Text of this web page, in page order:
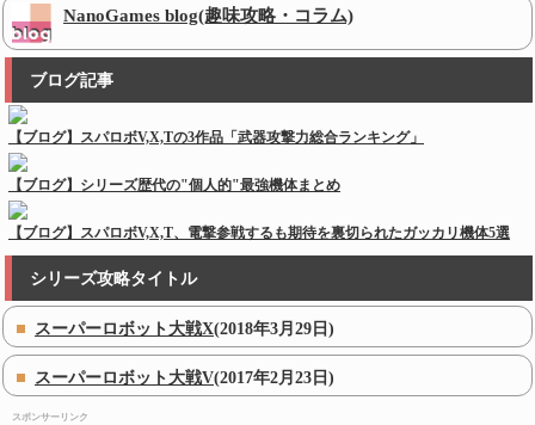
NanoGames blog(趣味攻略・コラム)
ブログ記事
【ブログ】スパロボV,X,Tの3作品「武器攻撃力総合ランキング」
【ブログ】シリーズ歴代の"個人的"最強機体まとめ
【ブログ】スパロボV,X,T、電撃参戦するも期待を裏切られたガッカリ機体5選
シリーズ攻略タイトル
スーパーロボット大戦X(2018年3月29日)
スーパーロボット大戦V(2017年2月23日)
スポンサーリンク